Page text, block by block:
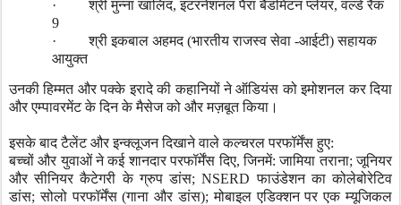
·श्री मुन्ना खालिद,इंटरनेशनल पैरा बैडमिंटन प्लेयर,वर्ल्ड रैंक
9
·श्री इकबाल अहमद (भारतीय राजस्व सेवा -आईटी) सहायक
आयुक्त
उनकी हिम्मत और पक्के इरादे की कहानियों ने ऑडियंस को इमोशनल कर दिया
और एम्पावरमेंट के दिन के मैसेज को और मज़बूत किया।
इसके बाद टैलेंट और इन्क्लूजन दिखाने वाले कल्चरल परफॉर्मेंस हुए:
बच्चों और युवाओं ने कई शानदार परफॉर्मेंस दिए,जिनमें: जामिया तराना;जूनियर
और सीनियर कैटेगरी के ग्रुप डांस; NSERDफाउंडेशन का कोलेबोरेटिव
डांस;सोलो परफॉर्मेंस (गाना और डांस);मोबाइल एडिक्शन पर एक म्यूजिकल